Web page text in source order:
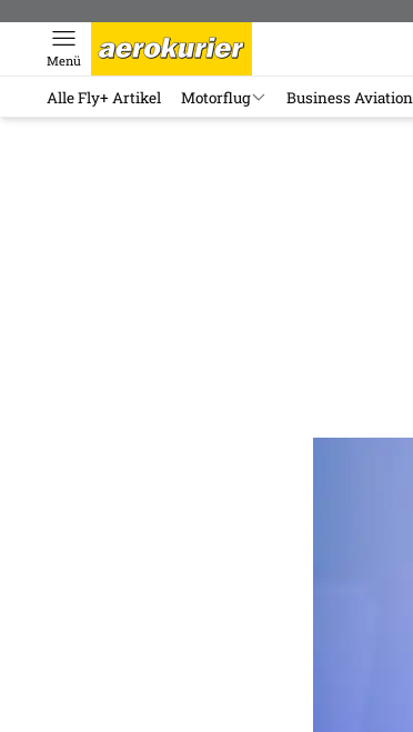
Menü
Alle Fly+ Artikel Motorflug Business Aviation